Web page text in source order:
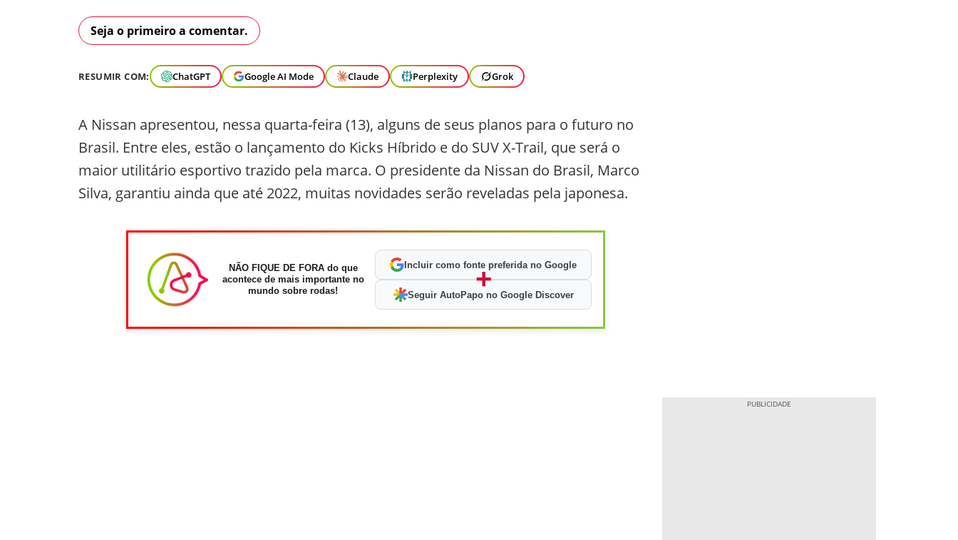
Seja o primeiro a comentar.
RESUMIR COM: ChatGPT Google AI Mode Claude Perplexity Grok
A Nissan apresentou, nessa quarta-feira (13), alguns de seus planos para o futuro no
Brasil. Entre eles, estão o lançamento do Kicks Híbrido e do SUV X-Trail, que será o
maior utilitário esportivo trazido pela marca. O presidente da Nissan do Brasil, Marco
Silva, garantiu ainda que até 2022, muitas novidades serão reveladas pela japonesa.
NÃO FIQUE DE FORA do que
acontece de mais importante no
mundo sobre rodas!
Incluir como fonte preferida no Google
+
Seguir AutoPapo no Google Discover